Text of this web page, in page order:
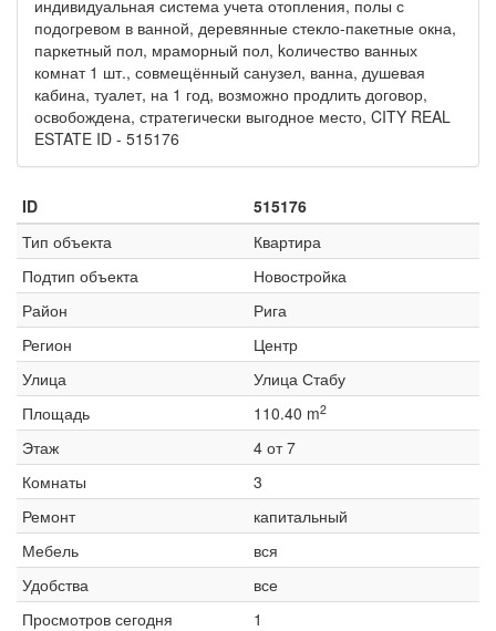
индивидуальная система учета отопления, полы с
подогревом в ванной, деревянные стекло-пакетные окна,
паркетный пол, мраморный пол, kоличество ванных
комнат 1 шт., совмещённый санузел, ванна, душевая
кабина, туалет, на 1 год, возможно продлить договор,
освобождена, стратегически выгодное место, CITY REAL
ESTATE ID - 515176
ID
515176
Тип объекта
Квартира
Подтип объекта
Новостройка
Район
Рига
Регион
Центр
Улица
Улица Стабу
Площадь
110.40 m2
Этаж
4 от 7
Комнаты
3
Ремонт
капитальный
Мебель
вся
Удобства
все
Просмотров сегодня
1